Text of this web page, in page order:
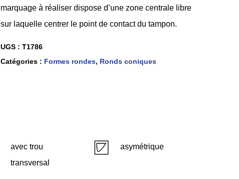
marquage à réaliser dispose d’une zone centrale libre
sur laquelle centrer le point de contact du tampon.
UGS : T1786
Catégories : Formes rondes, Ronds coniques
avec trou
transversal
asymétrique